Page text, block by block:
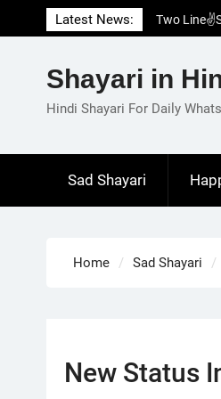
to
Latest News:
Two
1
Shayari in
Hindi Shayari For Daily
Sad Shayari
Home Sad Shayari
New Status